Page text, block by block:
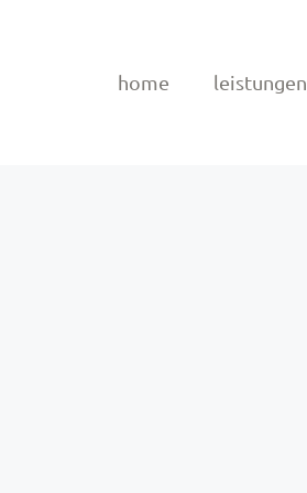
home leistungen